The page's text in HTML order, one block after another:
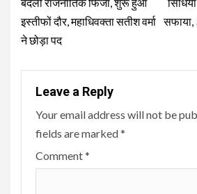
Reading
इस्तीफों दौर, महाधिवक्ता सतीश वर्मा
ने छोड़ा पद
सफाया,
Leave a Reply
Your email address will not be
fields are marked*
Comment*